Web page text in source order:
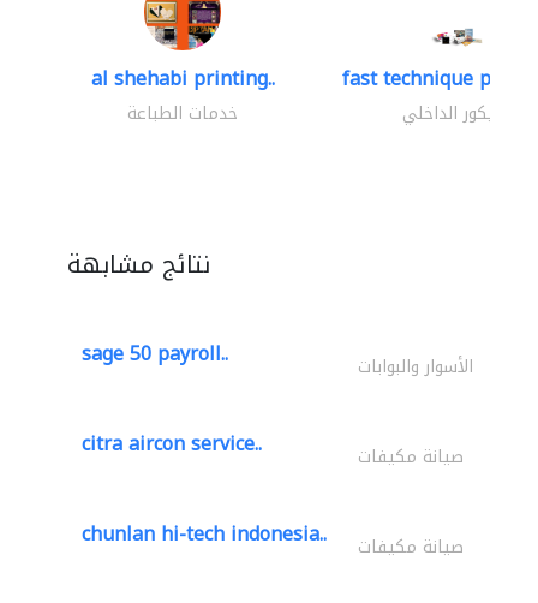
al shehabi printing..
خدمات الطباعة
fast technique pre-
الديكور الداخلي
نتائج مشابهة
sage 50 payroll.. الأسوار والبوابات
citra aircon service.. صيانة مكيفات
chunlan hi-tech indonesia.. صيانة مكيفات